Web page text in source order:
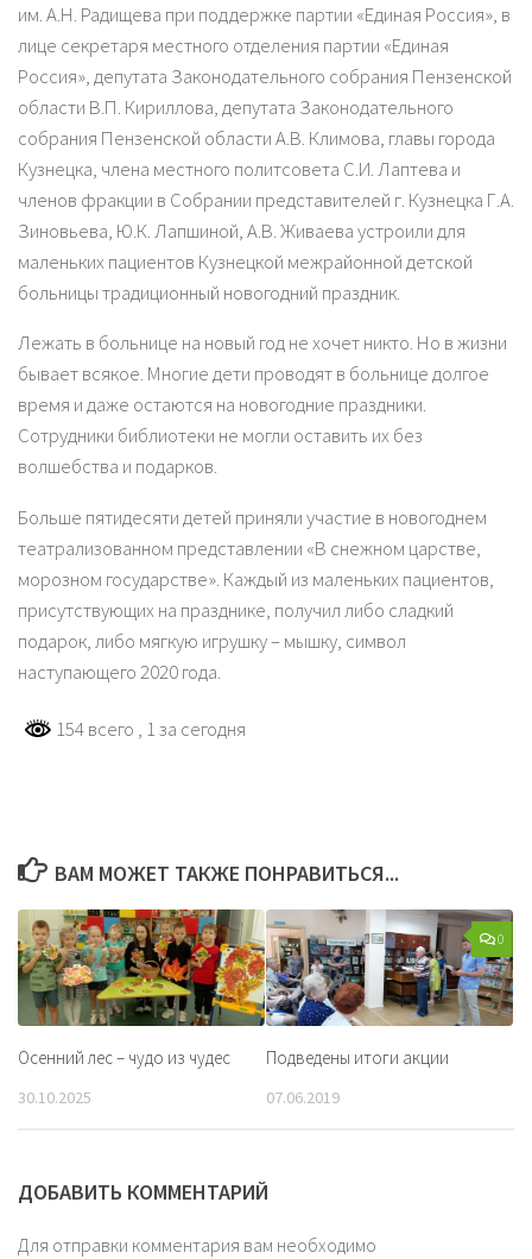
им. А.Н. Радищева при поддержке партии «Единая Россия», в
лице секретаря местного отделения партии «Единая
Россия», депутата Законодательного собрания Пензенской
области В.П. Кириллова, депутата Законодательного
собрания Пензенской области А.В. Климова, главы города
Кузнецка, члена местного политсовета С.И. Лаптева и
членов фракции в Собрании представителей г. Кузнецка Г.А.
Зиновьева, Ю.К. Лапшиной, А.В. Живаева устроили для
маленьких пациентов Кузнецкой межрайонной детской
больницы традиционный новогодний праздник.
Лежать в больнице на новый год не хочет никто. Но в жизни
бывает всякое. Многие дети проводят в больнице долгое
время и даже остаются на новогодние праздники.
Сотрудники библиотеки не могли оставить их без
волшебства и подарков.
Больше пятидесяти детей приняли участие в новогоднем
театрализованном представлении «В снежном царстве,
морозном государстве». Каждый из маленьких пациентов,
присутствующих на празднике, получил либо сладкий
подарок, либо мягкую игрушку – мышку, символ
наступающего 2020 года.
154 всего , 1 за сегодня
ВАМ МОЖЕТ ТАКЖЕ ПОНРАВИТЬСЯ...
Осенний лес – чудо из чудес
30.10.2025
0
Подведены итоги акции
07.06.2019
ДОБАВИТЬ КОММЕНТАРИЙ
Для отправки комментария вам необходимо